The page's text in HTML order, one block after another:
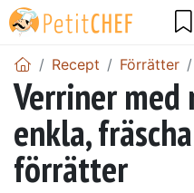
Recept Förrätter
Verriner
enkla,
förrätter